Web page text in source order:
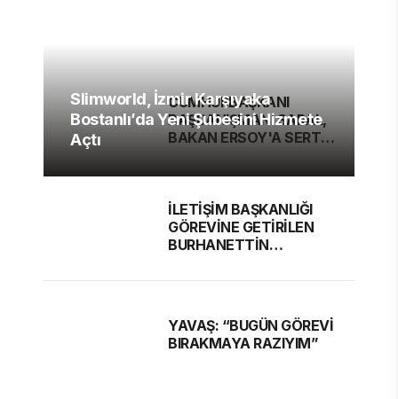
Slimworld, İzmir Karşıyaka
Bostanlı’da Yeni Şubesini Hizmete
Açtı
CUMHURBAŞKANI
BAŞDANIŞMANI SARAL,
BAKAN ERSOY'A SERT
İLETİŞİM BAŞKANLIĞI
GÖREVİNE GETİRİLEN
BURHANETTİN
YAVAŞ: “BUGÜN GÖREVİ
BIRAKMAYA RAZIYIM”